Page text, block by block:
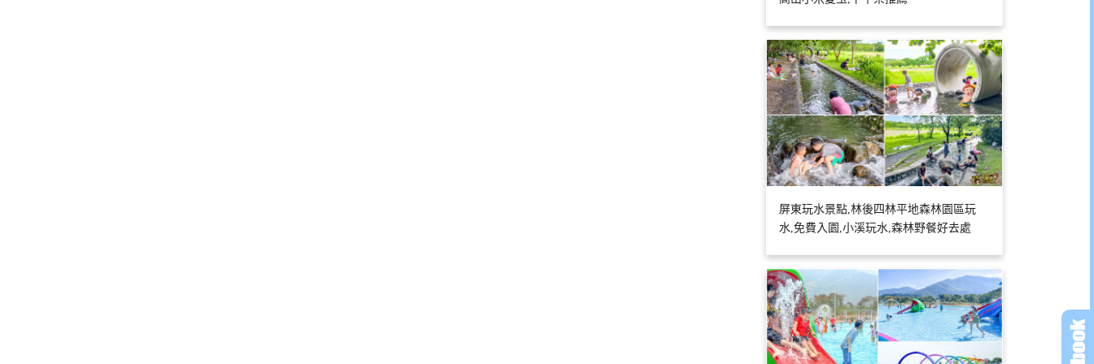
屏東玩水景點,林後四林平地森林園區玩
水,免費入園,小溪玩水,森林野餐好去處